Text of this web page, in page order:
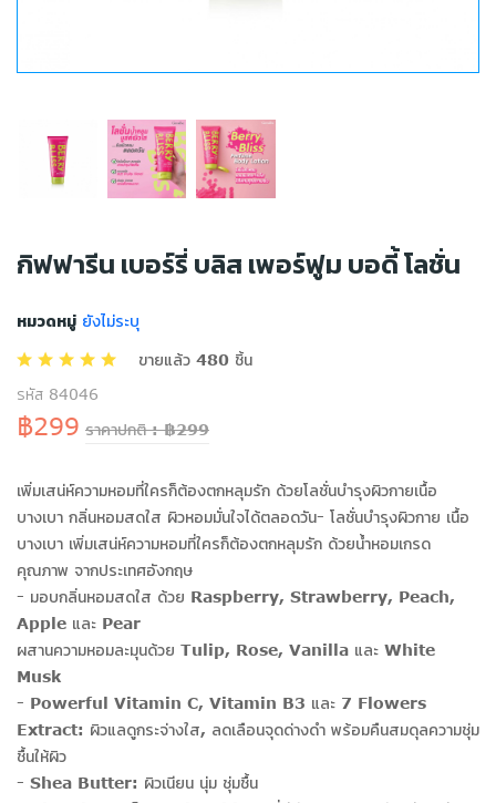
กิฟฟารีน เบอร์รี่ บลิส เพอร์ฟูม บอดี้ โลชั่น
หมวดหมู่ ยังไม่ระบุ
ขายแล้ว 480 ชิ้น
รหัส 84046
฿299 ราคาปกติ : ฿299
เพิ่มเสน่ห์ความหอมที่ใครก็ต้องตกหลุมรัก ด้วยโลชั่นบำรุงผิวกายเนื้อ
บางเบา กลิ่นหอมสดใส ผิวหอมมั่นใจได้ตลอดวัน- โลชั่นบำรุงผิวกาย เนื้อ
บางเบา เพิ่มเสน่ห์ความหอมที่ใครก็ต้องตกหลุมรัก ด้วยน้ำหอมเกรด
คุณภาพ จากประเทศอังกฤษ
- มอบกลิ่นหอมสดใส ด้วย Raspberry, Strawberry, Peach,
Apple และ Pear
ผสานความหอมละมุนด้วย Tulip, Rose, Vanilla และ White
Musk
- Powerful Vitamin C, Vitamin B3 และ 7 Flowers
Extract: ผิวแลดูกระจ่างใส, ลดเลือนจุดด่างดำ พร้อมคืนสมดุลความชุ่ม
ชื้นให้ผิว
- Shea Butter: ผิวเนียน นุ่ม ชุ่มชื้น